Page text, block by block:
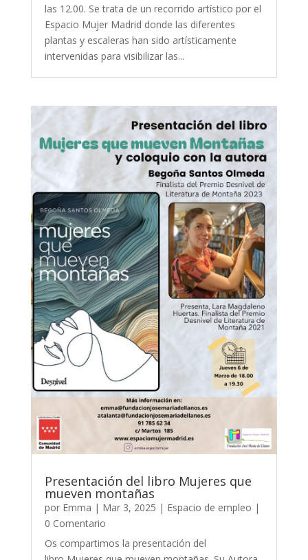
las 12.00. Se trata de un recorrido artístico por el
Espacio Mujer Madrid donde las diferentes
plantas y escaleras han sido artísticamente
intervenidas para visibilizar las...
Presentación del libro Mujeres que
mueven montañas
por Emma | Mar 3, 2025 | Espacio de empleo |
0 Comentario
Os compartimos la presentación del